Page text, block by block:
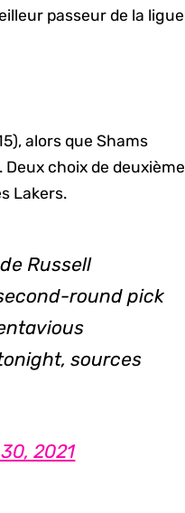
passeur de la ligue
alors que Shams
choix de deuxième
Lakers.
Russell
round pick
sources
2021